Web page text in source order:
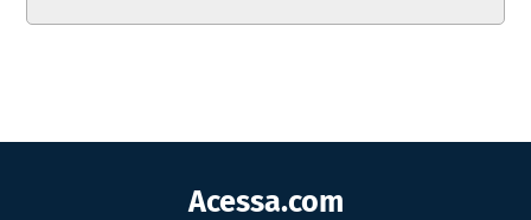
Acessa.com